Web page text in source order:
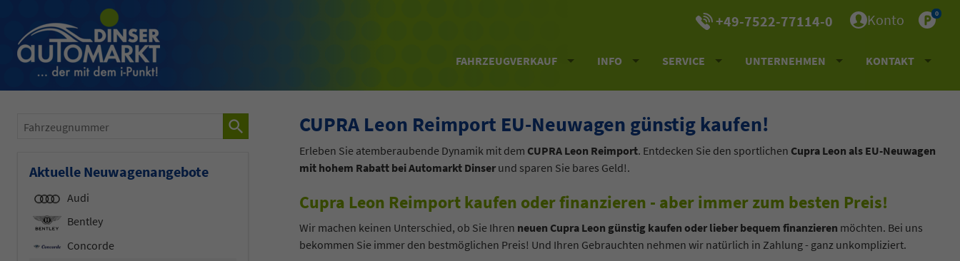
+49-7522-77114-0 Konto 0
FAHRZEUGVERKAUF INFO SERVICE UNTERNEHMEN KONTAKT
CUPRA Leon Reimport EU-Neuwagen günstig kaufen!
Erleben Sie atemberaubende Dynamik mit dem CUPRA Leon Reimport. Entdecken Sie den sportlichen Cupra Leon als EU-Neuwagen
mit hohem Rabatt bei Automarkt Dinser und sparen Sie bares Geld!.
Cupra Leon Reimport kaufen oder finanzieren - aber immer zum besten Preis!
Wir machen keinen Unterschied, ob Sie Ihren neuen Cupra Leon günstig kaufen oder lieber bequem finanzieren möchten. Bei uns
bekommen Sie immer den bestmöglichen Preis! Und Ihren Gebrauchten nehmen wir natürlich in Zahlung - ganz unkompliziert.
Fahrzeugnummer
Aktuelle Neuwagenangebote
Audi
Bentley
Concorde